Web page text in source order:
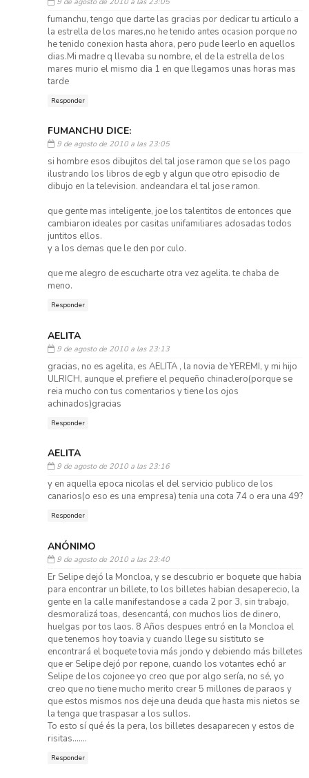
fumanchu, tengo que darte las gracias por dedicar tu articulo a
la estrella de los mares,no he tenido antes ocasion porque no
he tenido conexion hasta ahora, pero pude leerlo en aquellos
dias.Mi madre q llevaba su nombre, el de la estrella de los
mares murio el mismo dia 1 en que llegamos unas horas mas
tarde
Responder
FUMANCHU DICE:
9 de agosto de 2010 a las 23:05
si hombre esos dibujitos del tal jose ramon que se los pago
ilustrando los libros de egb y algun que otro episodio de
dibujo en la television. andeandara el tal jose ramon.
que gente mas inteligente, joe los talentitos de entonces que
cambiaron ideales por casitas unifamiliares adosadas todos
juntitos ellos.
y a los demas que le den por culo.
que me alegro de escucharte otra vez agelita. te chaba de
meno.
Responder
AELITA
9 de agosto de 2010 a las 23:13
gracias, no es agelita, es AELITA , la novia de YEREMI, y mi hijo
ULRICH, aunque el prefiere el pequeño chinaclero(porque se
reia mucho con tus comentarios y tiene los ojos
achinados)gracias
Responder
AELITA
9 de agosto de 2010 a las 23:16
y en aquella epoca nicolas el del servicio publico de los
canarios(o eso es una empresa) tenia una cota 74 o era una 49?
Responder
ANÓNIMO
9 de agosto de 2010 a las 23:40
Er Selipe dejó la Moncloa, y se descubrio er boquete que habia
para encontrar un billete, to los billetes habian desaperecio, la
gente en la calle manifestandose a cada 2 por 3, sin trabajo,
desmoralizá toas, desencantá, con muchos lios de dinero,
huelgas por tos laos. 8 Años despues entró en la Moncloa el
que tenemos hoy toavia y cuando llege su sistituto se
encontrará el boquete tovia más jondo y debiendo más billetes
que er Selipe dejó por repone, cuando los votantes echó ar
Selipe de los cojonee yo creo que por algo sería, no sé, yo
creo que no tiene mucho merito crear 5 millones de paraos y
que estos mismos nos deje una deuda que hasta mis nietos se
la tenga que traspasar a los sullos.
To esto sí qué és la pera, los billetes desaparecen y estos de
risitas.......
Responder